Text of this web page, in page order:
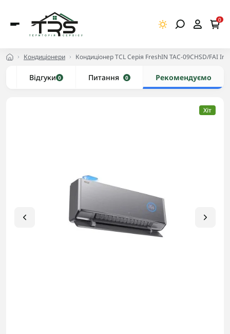
0
Кондиціонери Кондиціонер TCL Серія FreshIN TAC-09CHSD/FAI
Відгуки 0 Питання 0 Рекомендуємо
Хіт